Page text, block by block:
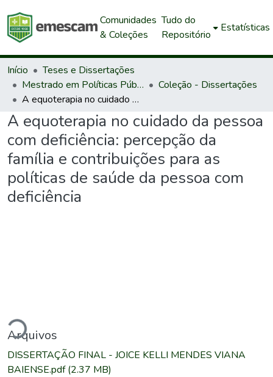
Comunidades
& Coleções
Tudo do
Repositório
Estatísticas
Início
Teses e Dissertações
Mestrado em Políticas Públicas e Desenvolvimento Local
Coleção - Dissertações
A equoterapia no cuidado da pessoa com deficiência: percepção da família e contribuições para as políticas de saúde da pessoa com deficiência
A equoterapia no cuidado da pessoa
com deficiência: percepção da
família e contribuições para as
políticas de saúde da pessoa com
deficiência
Arquivos
DISSERTAÇÃO FINAL - JOICE KELLI MENDES VIANA
BAIENSE.pdf(2.37 MB)